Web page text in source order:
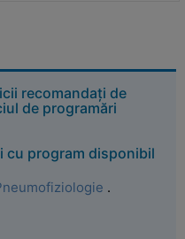
recomandați de
de programări
cu program disponibil
.